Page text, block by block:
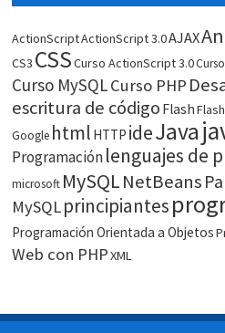
ActionScriptActionScript 3.0AJAX
CS3 CSSCurso ActionScript 3.0
Curso MySQLCurso PHP
escritura de código Flash
Google html HTTP ideJava
Programaciónlenguajes de
microsoft MySQLNetBeans
MySQLprincipiantes
Programación Orientada a Objetos
Web con PHPXML